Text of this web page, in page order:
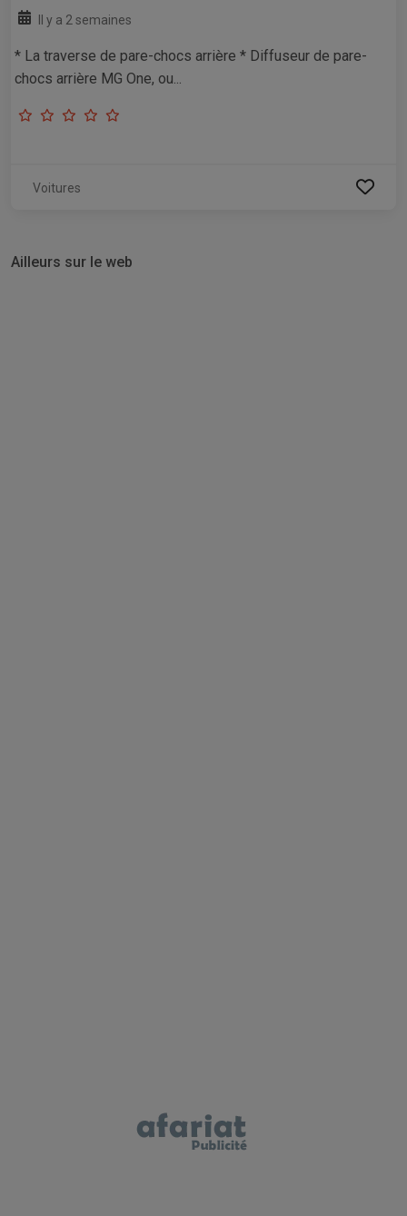
Il y a 2 semaines
* La traverse de pare-chocs arrière * Diffuseur de pare-
chocs arrière MG One, ou...
Voitures
Ailleurs sur le web